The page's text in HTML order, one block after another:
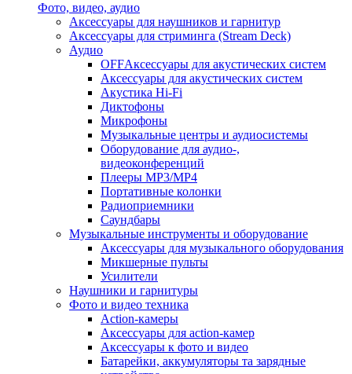
Фото, видео, аудио
Аксессуары для наушников и гарнитур
Аксессуары для стриминга (Stream Deck)
Аудио
OFFАксессуары для акустических систем
Аксессуары для акустических систем
Акустика Hi-Fi
Диктофоны
Микрофоны
Музыкальные центры и аудиосистемы
Оборудование для аудио-,
видеоконференций
Плееры MP3/MP4
Портативные колонки
Радиоприемники
Саундбары
Музыкальные инструменты и оборудование
Аксессуары для музыкального оборудования
Микшерные пульты
Усилители
Наушники и гарнитуры
Фото и видео техника
Action-камеры
Аксессуары для action-камер
Аксессуары к фото и видео
Батарейки, аккумуляторы та зарядные